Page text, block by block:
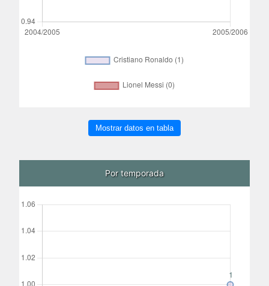
Mostrar datos en tabla
Por temporada